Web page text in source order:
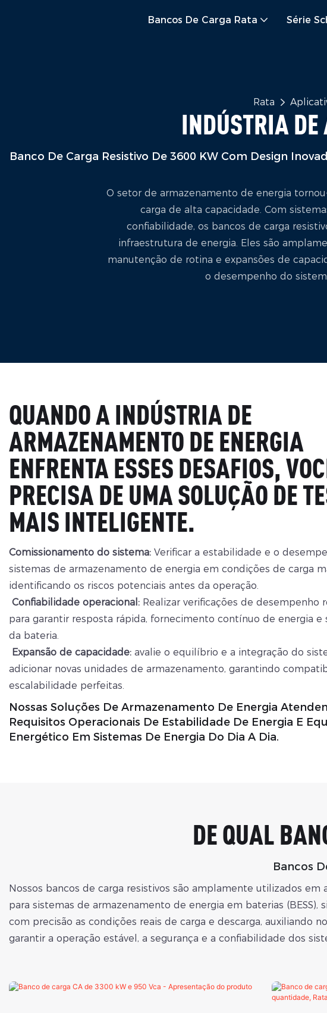
Bancos De Carga Rata Série
Rata
INDÚSTRIA DE
Banco De Carga Resistivo De 3600 KW Com Design
O setor de armazenamento de energia
carga de alta capacidade. Com
confiabilidade, os bancos de carga
infraestrutura de energia. Eles são
manutenção de rotina e expansões de
o desempenho do
QUANDO A INDÚSTRIA DE
ARMAZENAMENTO DE ENERGIA
ENFRENTA ESSES DESAFIOS,
PRECISA DE UMA SOLUÇÃO DE
MAIS INTELIGENTE.
Comissionamento do sistema: Verificar a estabilidade e o
sistemas de armazenamento de energia em condições de carga
identificando os riscos potenciais antes da operação.
Confiabilidade operacional: Realizar verificações de desempenho
para garantir resposta rápida, fornecimento contínuo de energia e
da bateria.
Expansão de capacidade: avalie o equilíbrio e a integração do
adicionar novas unidades de armazenamento, garantindo
escalabilidade perfeitas.
Nossas Soluções De Armazenamento De Energia
Requisitos Operacionais De Estabilidade De Energia E
Energético Em Sistemas De Energia Do Dia A Dia.
DE QUAL
Bancos
Nossos bancos de carga resistivos são amplamente utilizados
​​para sistemas de armazenamento de energia em baterias
com precisão as condições reais de carga e descarga, auxiliando
garantir a operação estável, a segurança e a confiabilidade dos